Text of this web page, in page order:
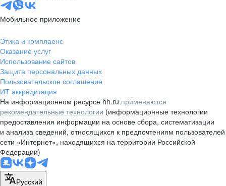
Мобильное приложение
Этика и комплаенс
Оказание услуг
Использование сайтов
Защита персональных данных
Пользовательское соглашение
ИТ аккредитация
На информационном ресурсе hh.ru применяются
рекомендательные технологии (информационные технологии
предоставления информации на основе сбора, систематизации
и анализа сведений, относящихся к предпочтениям пользователей
сети «Интернет», находящихся на территории Российской
Федерации)
Русский